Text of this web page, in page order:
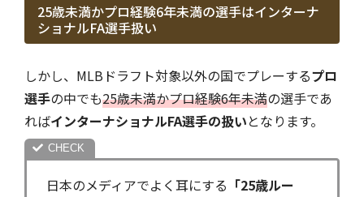
25歳未満かプロ経験6年未満の選手はインターナ
ショナルFA選手扱い
しかし、MLBドラフト対象以外の国でプレーするプロ
選手の中でも25歳未満かプロ経験6年未満の選手であ
ればインターナショナルFA選手の扱いとなります。
日本のメディアでよく耳にする 「25歳ルー